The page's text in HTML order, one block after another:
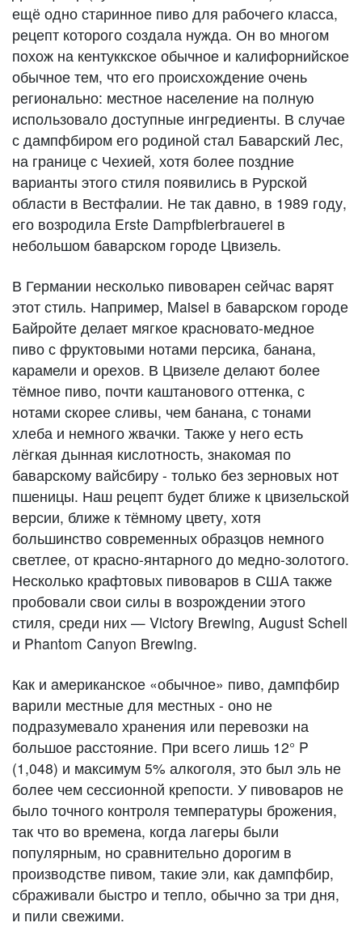
ещё одно старинное пиво для рабочего класса,
рецепт которого создала нужда. Он во многом
похож на кентуккское обычное и калифорнийское
обычное тем, что его происхождение очень
регионально: местное население на полную
использовало доступные ингредиенты. В случае
с дампфбиром его родиной стал Баварский Лес,
на границе с Чехией, хотя более поздние
варианты этого стиля появились в Рурской
области в Вестфалии. Не так давно, в 1989 году,
его возродила Erste Dampfbierbrauerei в
небольшом баварском городе Цвизель.
В Германии несколько пивоварен сейчас варят
этот стиль. Например, Maisel в баварском городе
Байройте делает мягкое красновато-медное
пиво с фруктовыми нотами персика, банана,
карамели и орехов. В Цвизеле делают более
тёмное пиво, почти каштанового оттенка, с
нотами скорее сливы, чем банана, с тонами
хлеба и немного жвачки. Также у него есть
лёгкая дынная кислотность, знакомая по
баварскому вайсбиру - только без зерновых нот
пшеницы. Наш рецепт будет ближе к цвизельской
версии, ближе к тёмному цвету, хотя
большинство современных образцов немного
светлее, от красно-янтарного до медно-золотого.
Несколько крафтовых пивоваров в США также
пробовали свои силы в возрождении этого
стиля, среди них — Victory Brewing, August Schell
и Phantom Canyon Brewing.
Как и американское «обычное» пиво, дампфбир
варили местные для местных - оно не
подразумевало хранения или перевозки на
большое расстояние. При всего лишь 12° P
(1,048) и максимум 5% алкоголя, это был эль не
более чем сессионной крепости. У пивоваров не
было точного контроля температуры брожения,
так что во времена, когда лагеры были
популярным, но сравнительно дорогим в
производстве пивом, такие эли, как дампфбир,
сбраживали быстро и тепло, обычно за три дня,
и пили свежими.